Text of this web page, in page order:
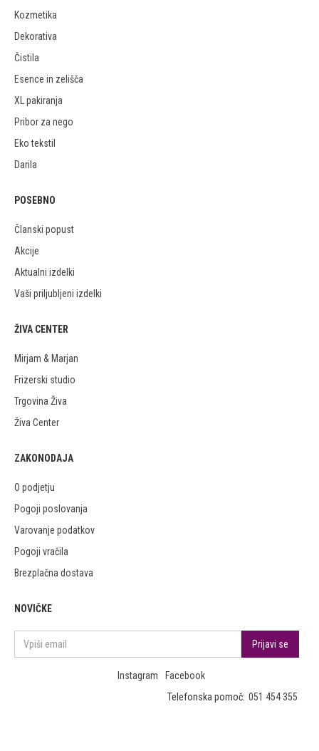
Kozmetika
Dekorativa
Čistila
Esence in zelišča
XL pakiranja
Pribor za nego
Eko tekstil
Darila
POSEBNO
Članski popust
Akcije
Aktualni izdelki
Vaši priljubljeni izdelki
ŽIVA CENTER
Mirjam & Marjan
Frizerski studio
Trgovina Živa
Živa Center
ZAKONODAJA
O podjetju
Pogoji poslovanja
Varovanje podatkov
Pogoji vračila
Brezplačna dostava
NOVIČKE
Instagram
Facebook
Telefonska pomoč: 051 454 355